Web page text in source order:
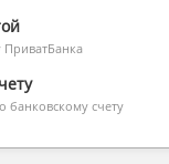
ПриватБанка
банковскому счету